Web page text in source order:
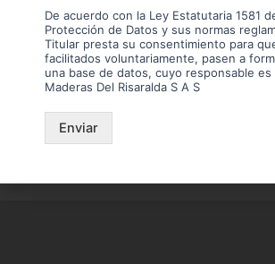
Marcas
De acuerdo con la Ley Estatutaria 1581
Protección de Datos y sus normas
Titular presta su consentimiento para
facilitados voluntariamente, pasen a
una base de datos, cuyo responsable es
Maderas Del Risaralda S A S
Enviar